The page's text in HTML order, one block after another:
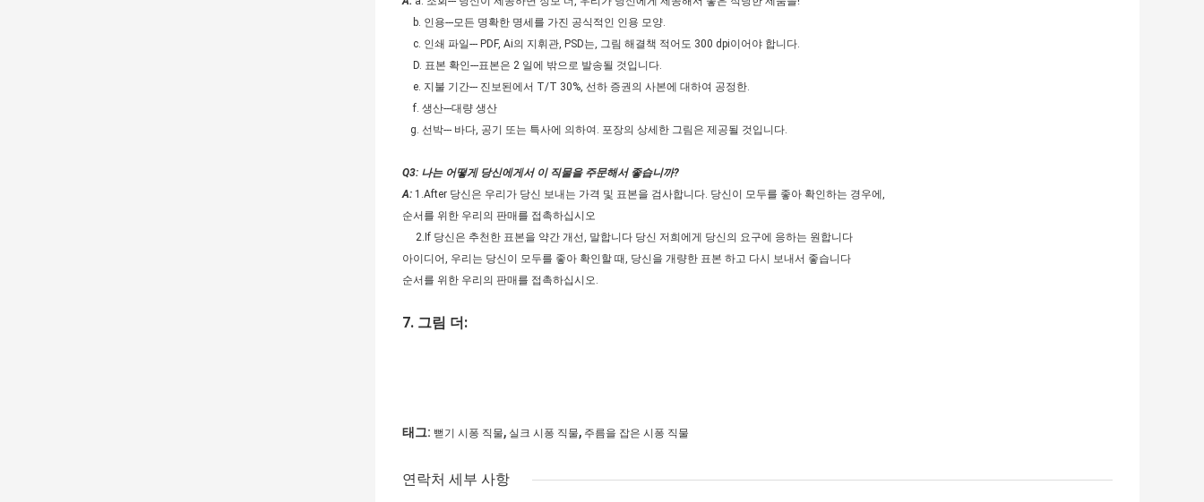
b. 인용---모든 명확한 명세를 가진 공식적인 인용 모양.
c. 인쇄 파일--- PDF, Ai의 지휘관, PSD는, 그림 해결책 적어도 300 dpi이어야 합니다.
D. 표본 확인---표본은 2 일에 밖으로 발송될 것입니다.
e. 지불 기간--- 진보된에서 T/T 30%, 선하 증권의 사본에 대하여 공정한.
f. 생산---대량 생산
g. 선박--- 바다, 공기 또는 특사에 의하여. 포장의 상세한 그림은 제공될 것입니다.
Q3: 나는 어떻게 당신에게서 이 직물을 주문해서 좋습니까?
A: 1.After 당신은 우리가 당신 보내는 가격 및 표본을 검사합니다. 당신이 모두를 좋아 확인하는 경우에,
순서를 위한 우리의 판매를 접촉하십시오
2.If 당신은 추천한 표본을 약간 개선, 말합니다 당신 저희에게 당신의 요구에 응하는 원합니다
아이디어, 우리는 당신이 모두를 좋아 확인할 때, 당신을 개량한 표본 하고 다시 보내서 좋습니다
순서를 위한 우리의 판매를 접촉하십시오.
7. 그림 더:
태그: 뻗기 시퐁 직물, 실크 시퐁 직물, 주름을 잡은 시퐁 직물
연락처 세부 사항